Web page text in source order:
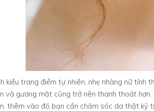
kiểu trang điểm tự nhiên, nhẹ nhàng nữ
và gương mặt cũng trở nên thanh thoát
thêm vào đó bạn cần chăm sóc da thật